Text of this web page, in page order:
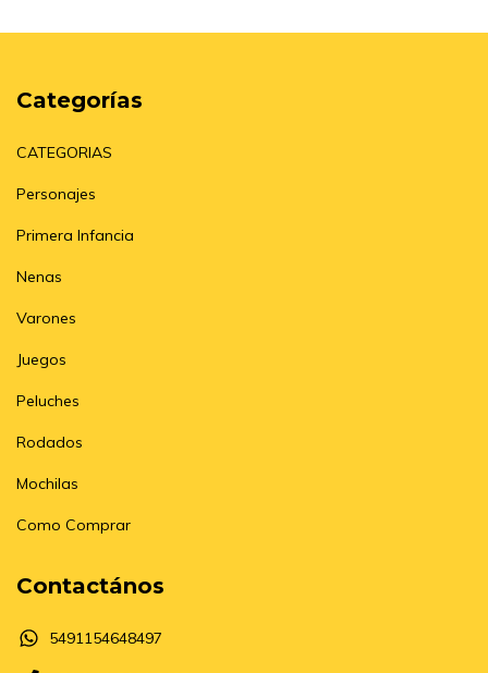
Categorías
CATEGORIAS
Personajes
Primera Infancia
Nenas
Varones
Juegos
Peluches
Rodados
Mochilas
Como Comprar
Contactános
5491154648497